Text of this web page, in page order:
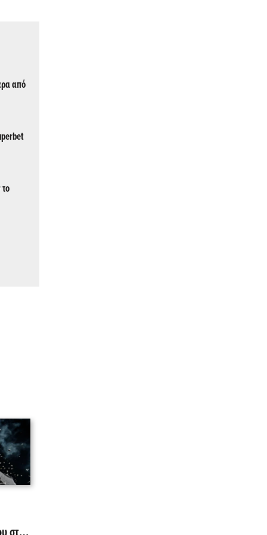
από